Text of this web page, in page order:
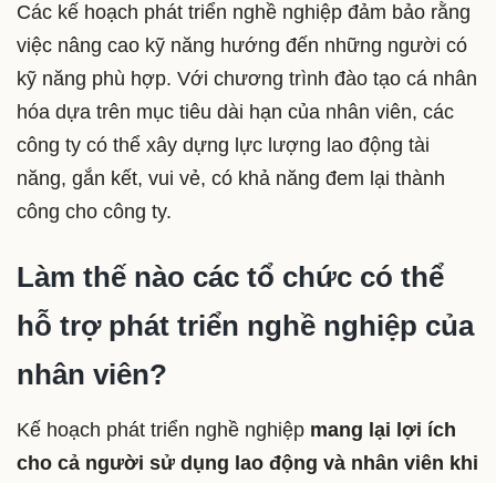
Các kế hoạch phát triển nghề nghiệp đảm bảo rằng
việc nâng cao kỹ năng hướng đến những người có
kỹ năng phù hợp. Với chương trình đào tạo cá nhân
hóa dựa trên mục tiêu dài hạn của nhân viên, các
công ty có thể xây dựng lực lượng lao động tài
năng, gắn kết, vui vẻ, có khả năng đem lại thành
công cho công ty.
Làm thế nào các tổ chức có thể
hỗ trợ phát triển nghề nghiệp của
nhân viên?
Kế hoạch phát triển nghề nghiệp mang lại lợi ích
cho cả người sử dụng lao động và nhân viên khi